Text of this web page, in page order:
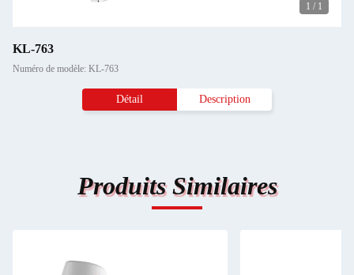
1 / 1
KL-763
Numéro de modèle: KL-763
Détail Description
Produits Similaires